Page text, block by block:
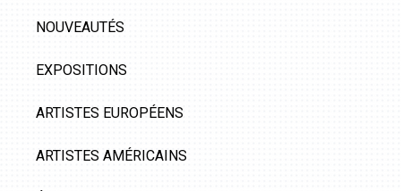
NOUVEAUTÉS
EXPOSITIONS
ARTISTES EUROPÉENS
ARTISTES AMÉRICAINS